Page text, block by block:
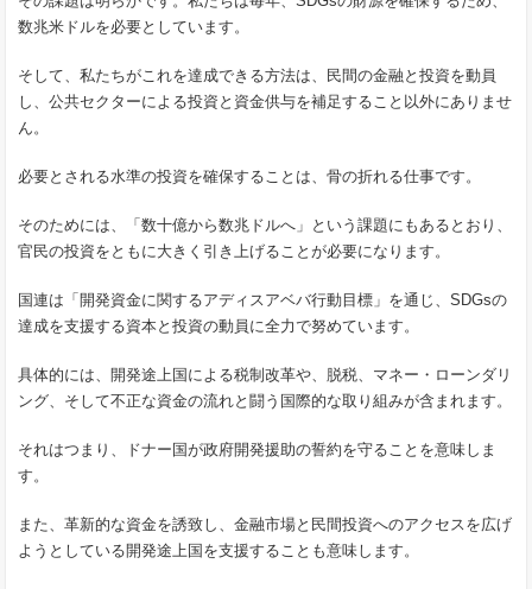
数兆米ドルを必要としています。
そして、私たちがこれを達成できる方法は、民間の金融と投資を動員
し、公共セクターによる投資と資金供与を補足すること以外にありませ
ん。
必要とされる水準の投資を確保することは、骨の折れる仕事です。
そのためには、「数十億から数兆ドルへ」という課題にもあるとおり、
官民の投資をともに大きく引き上げることが必要になります。
国連は「開発資金に関するアディスアベバ行動目標」を通じ、SDGsの
達成を支援する資本と投資の動員に全力で努めています。
具体的には、開発途上国による税制改革や、脱税、マネー・ローンダリ
ング、そして不正な資金の流れと闘う国際的な取り組みが含まれます。
それはつまり、ドナー国が政府開発援助の誓約を守ることを意味しま
す。
また、革新的な資金を誘致し、金融市場と民間投資へのアクセスを広げ
ようとしている開発途上国を支援することも意味します。